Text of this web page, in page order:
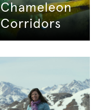
Chameleon
Corridors